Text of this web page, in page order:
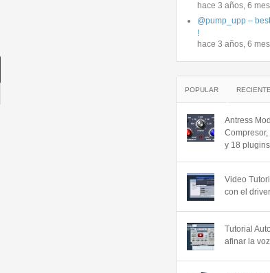
hace 3 años, 6
@pump_upp –
!
hace 3 años, 6
POPULAR RECIENTE
Antress
y 18
Video
con el
Tutorial
afinar la voz